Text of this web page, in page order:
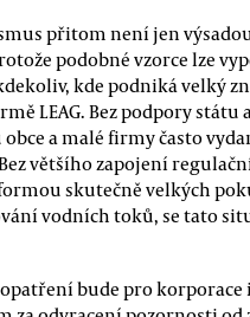
přitom není jen
podobné vzorce lze
kde podniká velký
LEAG. Bez podpory státu
a malé firmy často
většího zapojení
skutečně velkých
vodních toků, se tato
bude pro korporace